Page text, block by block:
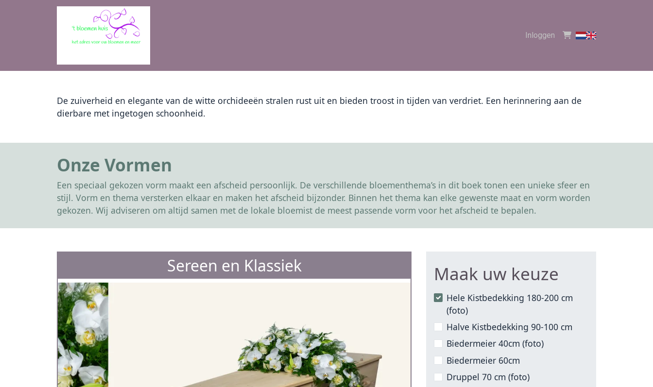
Inloggen
De zuiverheid en elegante van de witte orchideeën stralen rust uit en bieden troost in tijden van verdriet. Een herinnering aan de
dierbare met ingetogen schoonheid.
Onze Vormen
Een speciaal gekozen vorm maakt een afscheid persoonlijk. De verschillende bloementhema’s in dit boek tonen een unieke sfeer en
stijl. Vorm en thema versterken elkaar en maken het afscheid bijzonder. Binnen het thema kan elke gewenste maat en vorm worden
gekozen. Wij adviseren om altijd samen met de lokale bloemist de meest passende vorm voor het afscheid te bepalen.
Sereen en Klassiek Maak uw keuze
Hele Kistbedekking 180-200 cm
(foto)
Halve Kistbedekking 90-100 cm
Biedermeier 40cm (foto)
Biedermeier 60cm
Druppel 70 cm (foto)